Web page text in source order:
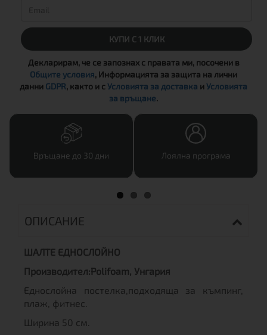
КУПИ С 1 КЛИК
Декларирам, че се запознах с правата ми, посочени в
Общите условия, Информацията за защита на лични
данни GDPR, както и сУсловията за доставка иУсловията
за връщане.
Връщане до 30 дни Лоялна програма
ОПИСАНИЕ
ШАЛТЕ ЕДНОСЛОЙНО
Производител:Polifoam, Унгария
Еднослойна постелка,подходяща за къмпинг,
плаж, фитнес.
Ширина 50 см.